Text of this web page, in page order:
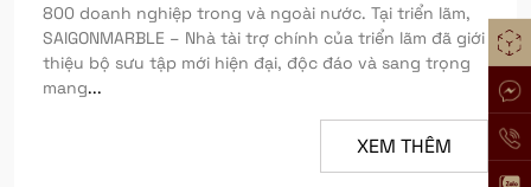
800 doanh nghiệp trong và ngoài nước. Tại triển lãm,
SAIGONMARBLE – Nhà tài trợ chính của triển lãm đã giới
thiệu bộ sưu tập mới hiện đại, độc đáo và sang trọng
mang...
XEM THÊM